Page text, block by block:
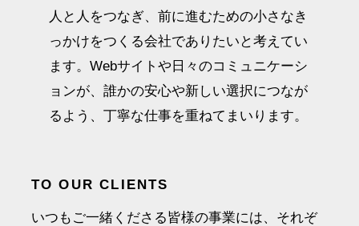
人と人をつなぎ、前に進むための小さなき
っかけをつくる会社でありたいと考えてい
ます。Webサイトや日々のコミュニケーシ
ョンが、誰かの安心や新しい選択につなが
るよう、丁寧な仕事を重ねてまいります。
TO OUR CLIENTS
いつもご一緒くださる皆様の事業には、それぞ